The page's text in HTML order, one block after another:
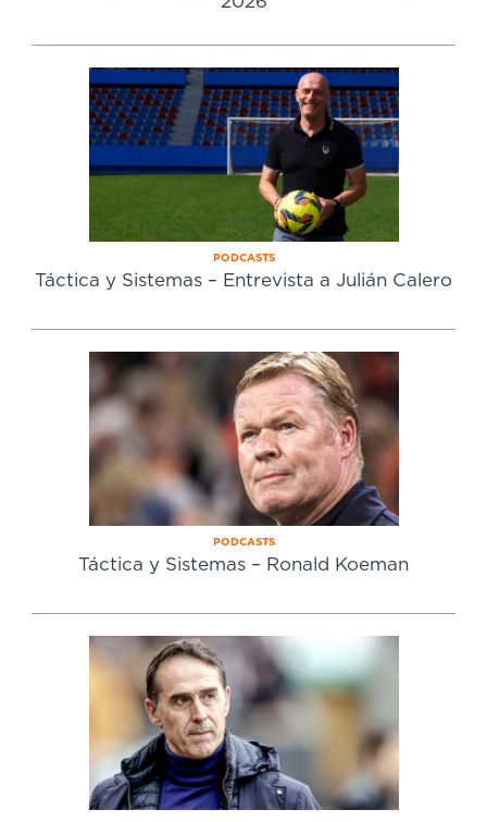
PODCASTS
Táctica y Sistemas – Entrevista a Julián Calero
PODCASTS
Táctica y Sistemas – Ronald Koeman